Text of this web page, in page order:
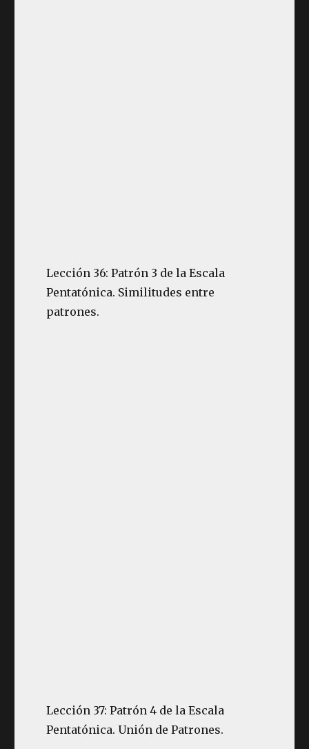
Lección 36: Patrón 3 de la Escala
Pentatónica. Similitudes entre
patrones.
Lección 37: Patrón 4 de la Escala
Pentatónica. Unión de Patrones.